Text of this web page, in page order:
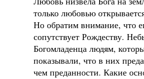
только любовью
Но обратим внимание, что
сопутствует Рождеству.
Богомладенца людям,
показывали, что в них
чем преданности. Какие